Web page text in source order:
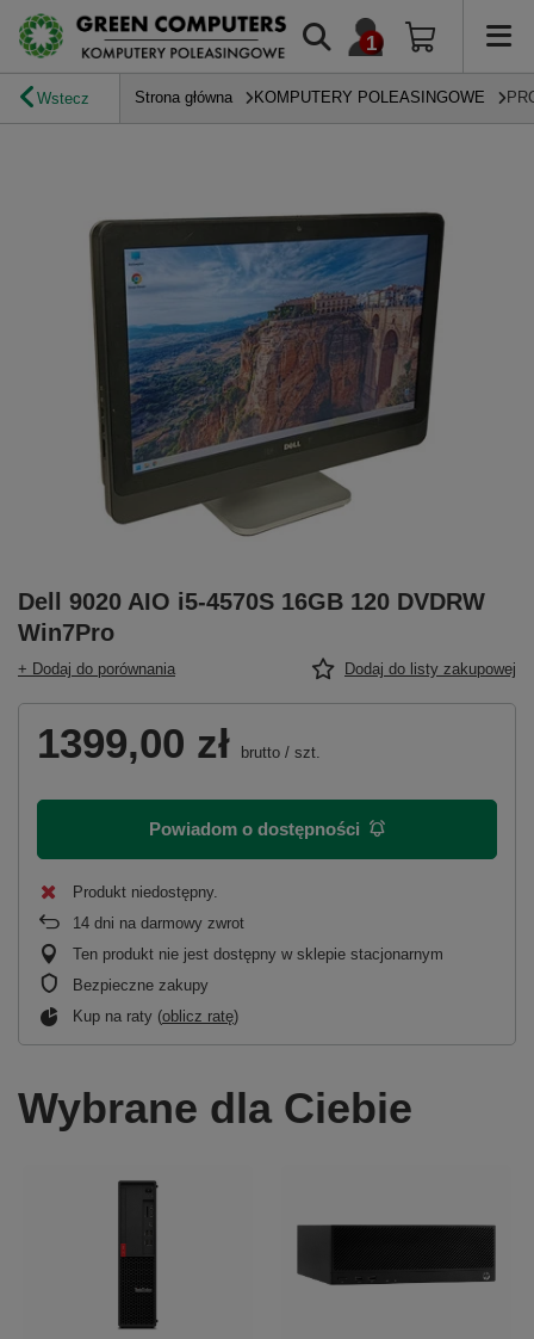
Wstecz Strona główna KOMPUTERY POLEASINGOWE
Dell 9020 AIO i5-4570S 16GB 120 DVDRW
Win7Pro
+ Dodaj do porównania Dodaj do listy zakupowej
1399,00 zł brutto / szt.
Powiadom o dostępności
Produkt niedostępny
14 dni na darmowy zwrot
Ten produkt nie jest dostępny w sklepie stacjonarnym
Bezpieczne zakupy
Kup na raty (oblicz ratę)
Wybrane dla Ciebie